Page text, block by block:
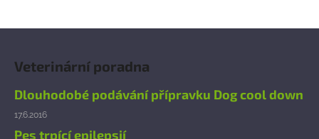
Veterinární poradna
Dlouhodobé podávání přípravku Dog cool down
17.6.2016
Pes trpící epilepsií